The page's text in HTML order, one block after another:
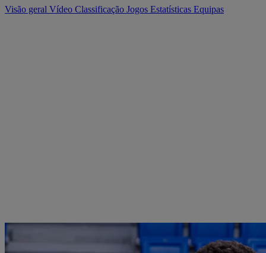
Visão geral Vídeo Classificação Jogos Estatísticas Equipas